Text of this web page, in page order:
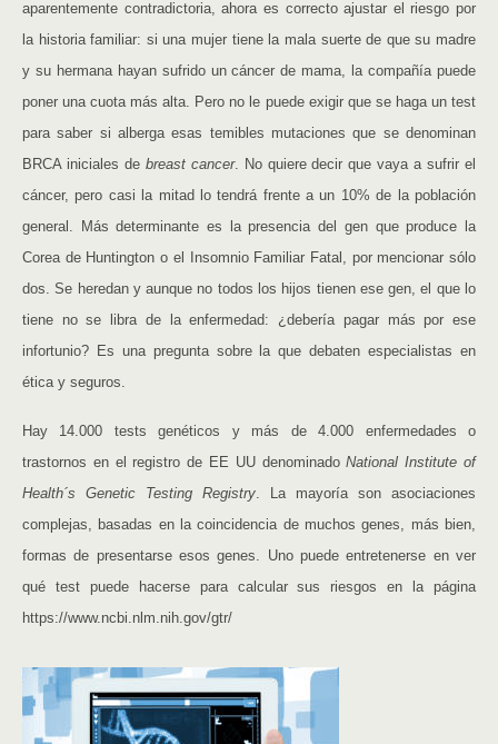
aparentemente contradictoria, ahora es correcto ajustar el riesgo por
la historia familiar: si una mujer tiene la mala suerte de que su madre
y su hermana hayan sufrido un cáncer de mama, la compañía puede
poner una cuota más alta. Pero no le puede exigir que se haga un test
para saber si alberga esas temibles mutaciones que se denominan
BRCA iniciales de breast cancer. No quiere decir que vaya a sufrir el
cáncer, pero casi la mitad lo tendrá frente a un 10% de la población
general. Más determinante es la presencia del gen que produce la
Corea de Huntington o el Insomnio Familiar Fatal, por mencionar sólo
dos. Se heredan y aunque no todos los hijos tienen ese gen, el que lo
tiene no se libra de la enfermedad: ¿debería pagar más por ese
infortunio? Es una pregunta sobre la que debaten especialistas en
ética y seguros.
Hay 14.000 tests genéticos y más de 4.000 enfermedades o
trastornos en el registro de EE UU denominadoNational Institute of
Health´s Genetic Testing Registry. La mayoría son asociaciones
complejas, basadas en la coincidencia de muchos genes, más bien,
formas de presentarse esos genes. Uno puede entretenerse en ver
qué test puede hacerse para calcular sus riesgos en la página
https://www.ncbi.nlm.nih.gov/gtr/